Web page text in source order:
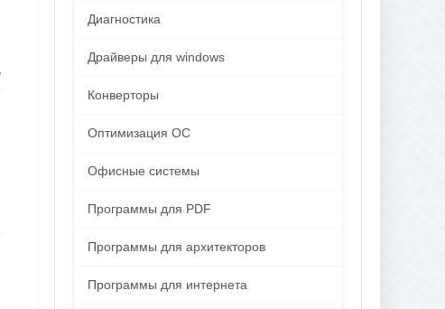
Диагностика
Драйверы для windows
Конверторы
Оптимизация ОС
Офисные системы
Программы для PDF
Программы для архитекторов
Программы для интернета